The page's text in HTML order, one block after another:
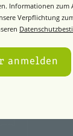
Informationen zum
Verpflichtung